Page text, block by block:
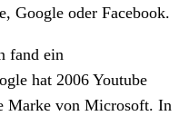
Google oder Facebook.
fand ein
hat 2006 Youtube
Marke von Microsoft. In